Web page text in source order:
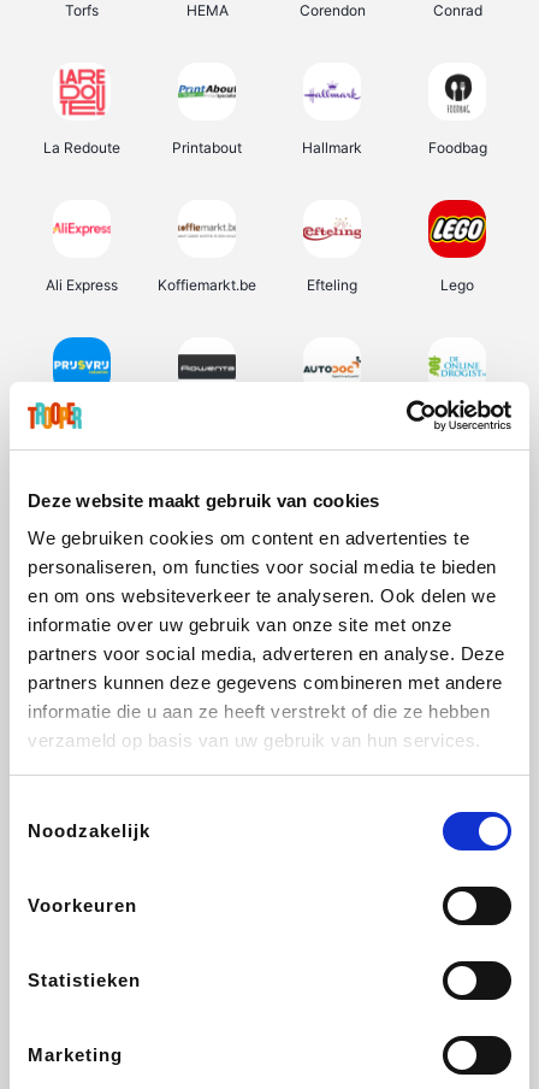
Deze website maakt gebruik van cookies
We gebruiken cookies om content en advertenties te
personaliseren, om functies voor social media te bieden
en om ons websiteverkeer te analyseren. Ook delen we
informatie over uw gebruik van onze site met onze
partners voor social media, adverteren en analyse. Deze
partners kunnen deze gegevens combineren met andere
informatie die u aan ze heeft verstrekt of die ze hebben
verzameld op basis van uw gebruik van hun services.
Noodzakelijk
Voorkeuren
Statistieken
Marketing
Torfs HEMA Corendon Conrad
La Redoute Printabout Hallmark Foodbag
Ali Express Koffiemarkt.be Efteling Lego
Prijsvrij De Online Drogist
Vidaxl Lampenlicht.be Adidas Hotels.com
DectDirect
Brussels Airlines
EuroGifts Get Your Guide